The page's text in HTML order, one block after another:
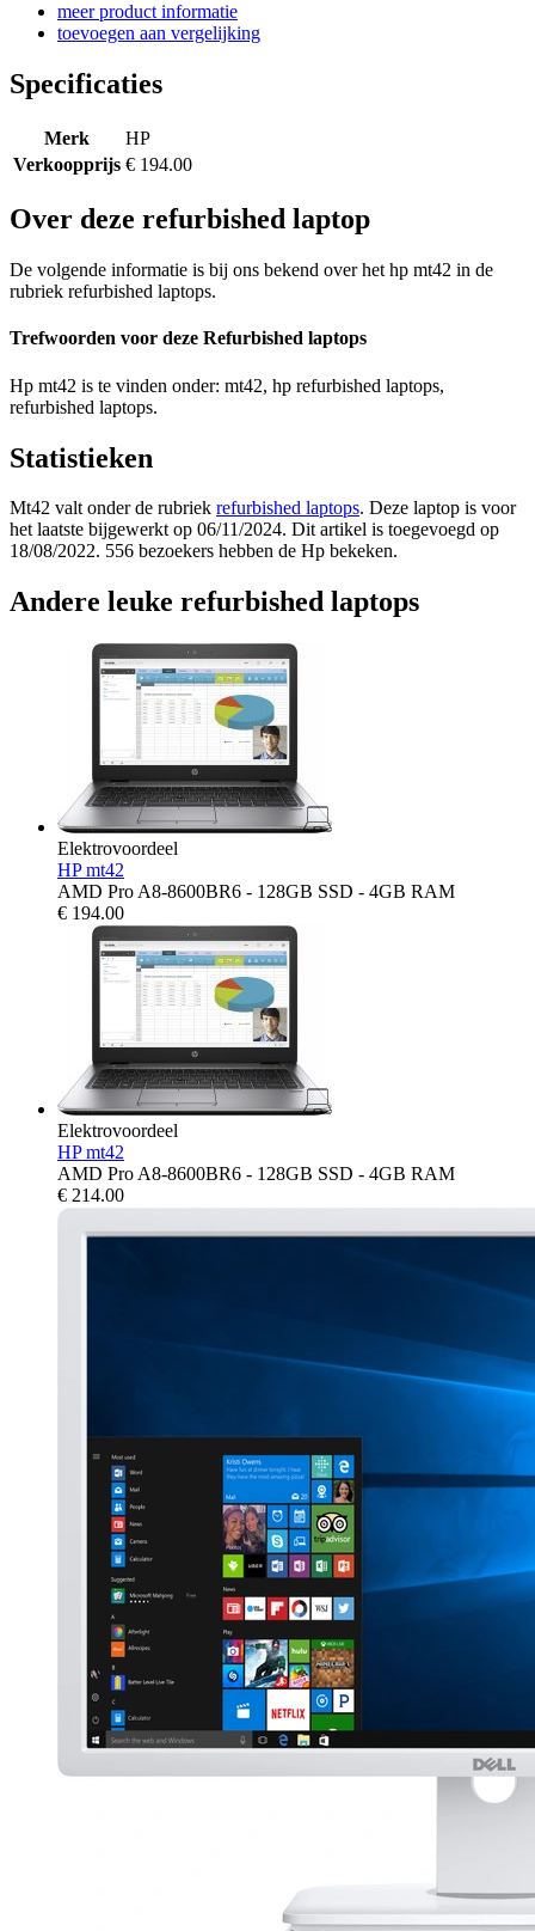
meer product informatie
toevoegen aan vergelijking
Specificaties
Merk
HP
Verkoopprijs € 194.00
Over deze refurbished laptop
De volgende informatie is bij ons bekend over het hp mt42 in de
rubriek refurbished laptops.
Trefwoorden voor deze Refurbished laptops
Hp mt42 is te vinden onder: mt42, hp refurbished laptops,
refurbished laptops.
Statistieken
Mt42 valt onder de rubriek refurbished laptops. Deze laptop is voor
het laatste bijgewerkt op 06/11/2024. Dit artikel is toegevoegd op
18/08/2022. 556 bezoekers hebben de Hp bekeken.
Andere leuke refurbished laptops
Elektrovoordeel
HP mt42
AMD Pro A8-8600BR6 - 128GB SSD - 4GB RAM
€ 194.00
Elektrovoordeel
HP mt42
AMD Pro A8-8600BR6 - 128GB SSD - 4GB RAM
€ 214.00